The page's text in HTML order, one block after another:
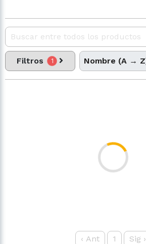
Filtros 1
‹ Ant 1 Sig ›